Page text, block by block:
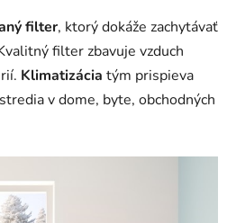
filter, ktorý dokáže zachytávať
filter zbavuje vzduch
Klimatizácia tým prispieva
v dome, byte, obchodných